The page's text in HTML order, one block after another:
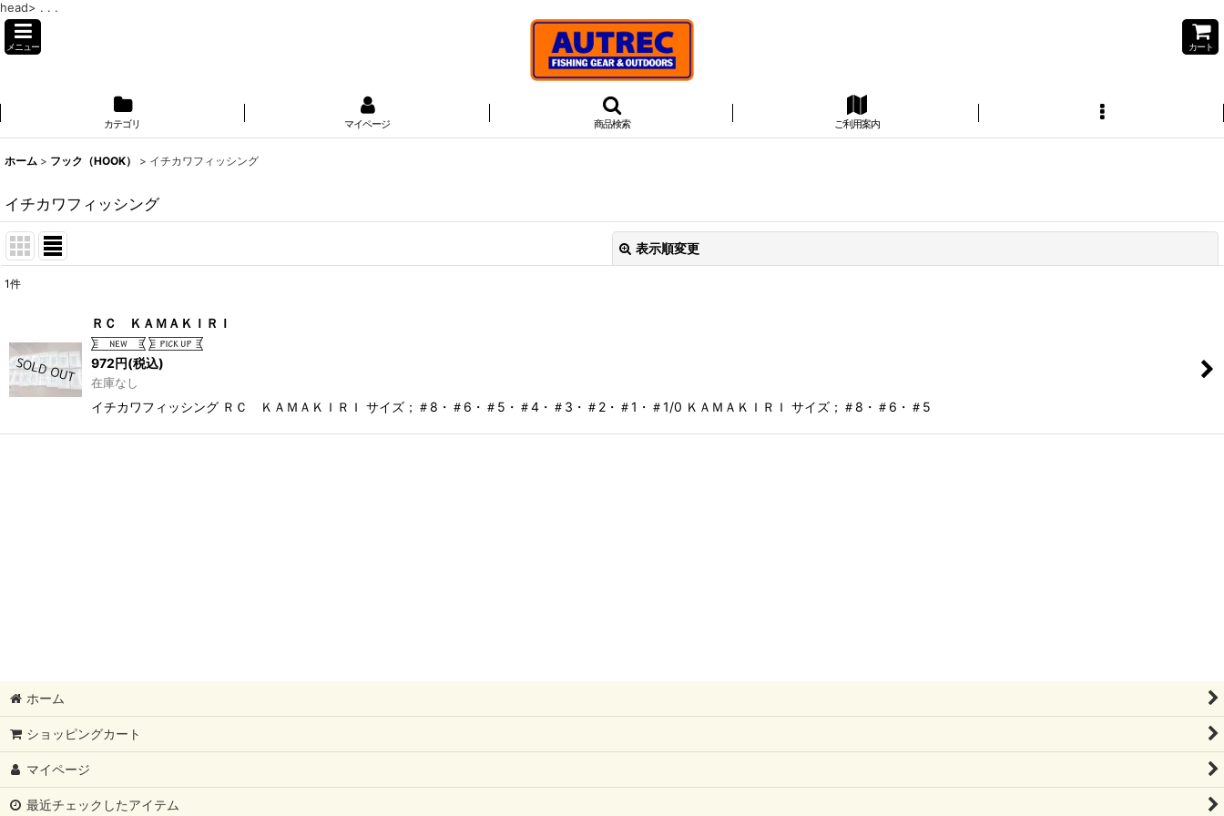
head> . . .
メニュー カート
カテゴリ マイページ 商品検索 ご利用案内
ホーム > フック（HOOK） > イチカワフィッシング
イチカワフィッシング
表示順変更
並び順:
絞り込む
1件
ＲＣ ＫＡＭＡＫＩＲＩ
972円(税込)
在庫なし
イチカワフィッシング ＲＣ ＫＡＭＡＫＩＲＩ サイズ；＃8・＃6・＃5・＃4・＃3・＃2・＃1・＃1/0 ＫＡＭＡＫＩＲＩ サイズ；＃8・＃6・＃5
ホーム
ショッピングカート
マイページ
最近チェックしたアイテム